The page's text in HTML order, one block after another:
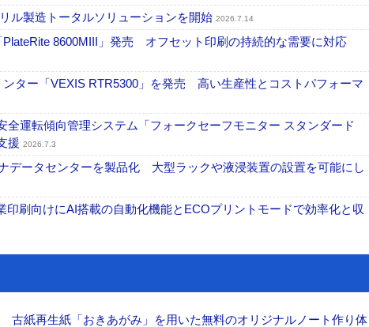
ル製造トータルソリューションを開始 2026.7.14
8600MIII」発売 オフセット印刷の持続的な需要に対応
ター「VEXIS RTR5300」を発売 高い生産性とコストパフォーマ
運転傾向管理システム「フォークセーフモニター スタンダード
援 2026.7.3
ータセンターを製品化 大型ラックや液浸装置の設置を可能にし
刷向けにAI搭載の自動化機能とECOプリントモードで効率化と収
紙再生紙「おきあがみ」を用いた無料のオリジナルノート作り体